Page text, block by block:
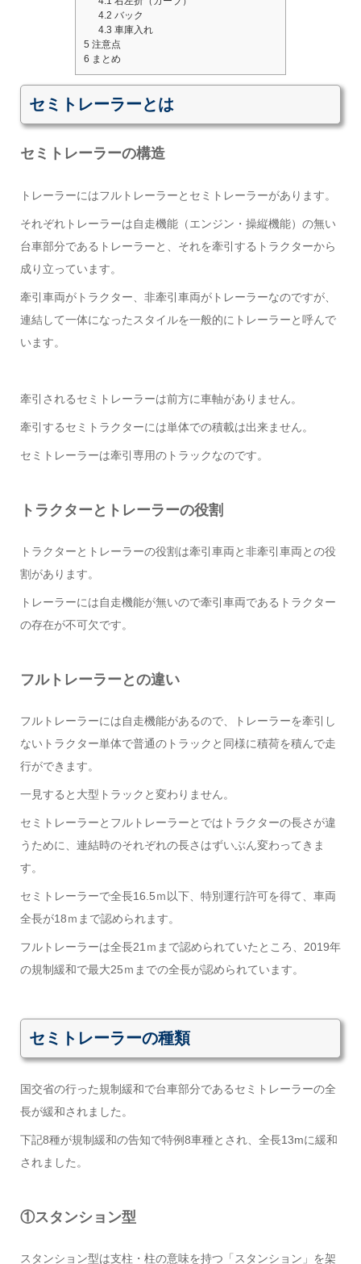
4.2 バック
4.3 車庫入れ
5 注意点
6 まとめ
セミトレーラーとは
セミトレーラーの構造
トレーラーにはフルトレーラーとセミトレーラーがあります。
それぞれトレーラーは自走機能（エンジン・操縦機能）の無い
台車部分であるトレーラーと、それを牽引するトラクターから
成り立っています。
牽引車両がトラクター、非牽引車両がトレーラーなのですが、
連結して一体になったスタイルを一般的にトレーラーと呼んで
います。
牽引されるセミトレーラーは前方に車軸がありません。
牽引するセミトラクターには単体での積載は出来ません。
セミトレーラーは牽引専用のトラックなのです。
トラクターとトレーラーの役割
トラクターとトレーラーの役割は牽引車両と非牽引車両との役
割があります。
トレーラーには自走機能が無いので牽引車両であるトラクター
の存在が不可欠です。
フルトレーラーとの違い
フルトレーラーには自走機能があるので、トレーラーを牽引し
ないトラクター単体で普通のトラックと同様に積荷を積んで走
行ができます。
一見すると大型トラックと変わりません。
セミトレーラーとフルトレーラーとではトラクターの長さが違
うために、連結時のそれぞれの長さはずいぶん変わってきま
す。
セミトレーラーで全長16.5ｍ以下、特別運行許可を得て、車両
全長が18ｍまで認められます。
フルトレーラーは全長21ｍまで認められていたところ、2019年
の規制緩和で最大25ｍまでの全長が認められています。
セミトレーラーの種類
国交省の行った規制緩和で台車部分であるセミトレーラーの全
長が緩和されました。
下記8種が規制緩和の告知で特例8車種とされ、全長13mに緩和
されました。
①スタンション型
スタンション型は支柱・柱の意味を持つ「スタンション」を架